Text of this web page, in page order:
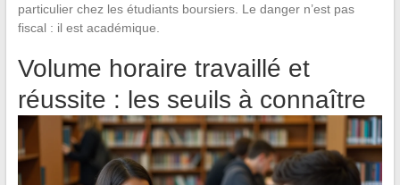
particulier chez les étudiants boursiers. Le danger n’est pas
fiscal : il est académique.
Volume horaire travaillé et
réussite : les seuils à connaître